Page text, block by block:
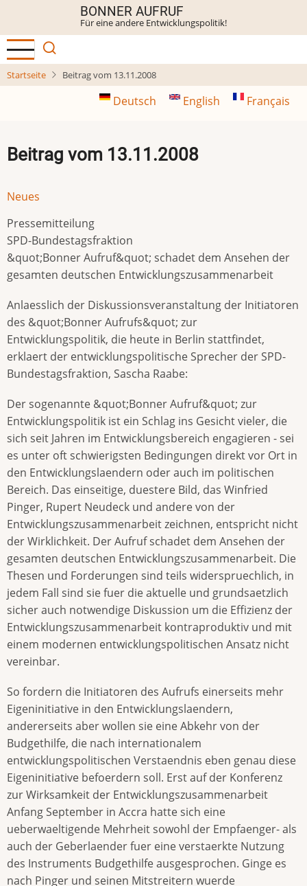
Inhalt
BONNER AUFRUF
Für eine andere Entwicklungspolitik!
Startseite Beitrag vom 13.11.2008
Deutsch English Français
Beitrag vom 13.11.2008
Neues
Pressemitteilung
SPD-Bundestagsfraktion
&quot;Bonner Aufruf&quot; schadet dem Ansehen der
gesamten deutschen Entwicklungszusammenarbeit
Anlaesslich der Diskussionsveranstaltung der Initiatoren
des &quot;Bonner Aufrufs&quot; zur
Entwicklungspolitik, die heute in Berlin stattfindet,
erklaert der entwicklungspolitische Sprecher der SPD-
Bundestagsfraktion, Sascha Raabe:
Der sogenannte &quot;Bonner Aufruf&quot; zur
Entwicklungspolitik ist ein Schlag ins Gesicht vieler, die
sich seit Jahren im Entwicklungsbereich engagieren - sei
es unter oft schwierigsten Bedingungen direkt vor Ort in
den Entwicklungslaendern oder auch im politischen
Bereich. Das einseitige, duestere Bild, das Winfried
Pinger, Rupert Neudeck und andere von der
Entwicklungszusammenarbeit zeichnen, entspricht nicht
der Wirklichkeit. Der Aufruf schadet dem Ansehen der
gesamten deutschen Entwicklungszusammenarbeit. Die
Thesen und Forderungen sind teils widerspruechlich, in
jedem Fall sind sie fuer die aktuelle und grundsaetzlich
sicher auch notwendige Diskussion um die Effizienz der
Entwicklungszusammenarbeit kontraproduktiv und mit
einem modernen entwicklungspolitischen Ansatz nicht
vereinbar.
So fordern die Initiatoren des Aufrufs einerseits mehr
Eigeninitiative in den Entwicklungslaendern,
andererseits aber wollen sie eine Abkehr von der
Budgethilfe, die nach internationalem
entwicklungspolitischen Verstaendnis eben genau diese
Eigeninitiative befoerdern soll. Erst auf der Konferenz
zur Wirksamkeit der Entwicklungszusammenarbeit
Anfang September in Accra hatte sich eine
ueberwaeltigende Mehrheit sowohl der Empfaenger- als
auch der Geberlaender fuer eine verstaerkte Nutzung
des Instruments Budgethilfe ausgesprochen. Ginge es
nach Pinger und seinen Mitstreitern wuerde